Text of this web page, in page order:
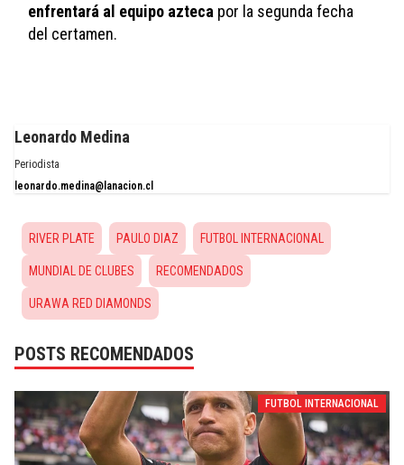
enfrentará al equipo azteca por la segunda fecha
del certamen.
Leonardo Medina
Periodista
leonardo.medina@lanacion.cl
RIVER PLATE PAULO DIAZ FUTBOL INTERNACIONAL
MUNDIAL DE CLUBES RECOMENDADOS
URAWA RED DIAMONDS
POSTS RECOMENDADOS
FUTBOL INTERNACIONAL